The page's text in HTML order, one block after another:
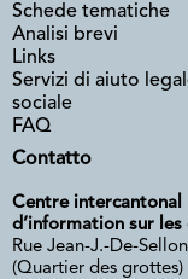
Schede tematiche
Analisi brevi
Links
Servizi di aiuto
sociale
FAQ
Contatto
Centre intercantonal
d’information sur les
Rue Jean-J.-De-
(Quartier des grottes)